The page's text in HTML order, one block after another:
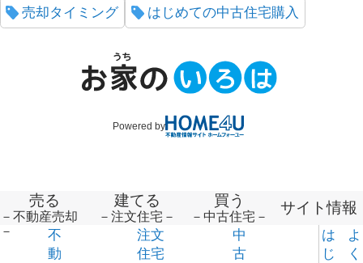
売却タイミング はじめての中古住宅購入
Powered by
売る
－不動産売却
－
不
動
建てる
－注文住宅－
注文
住宅
買う
－中古住宅－
中
古
サイト情報
は
じ
よ
く